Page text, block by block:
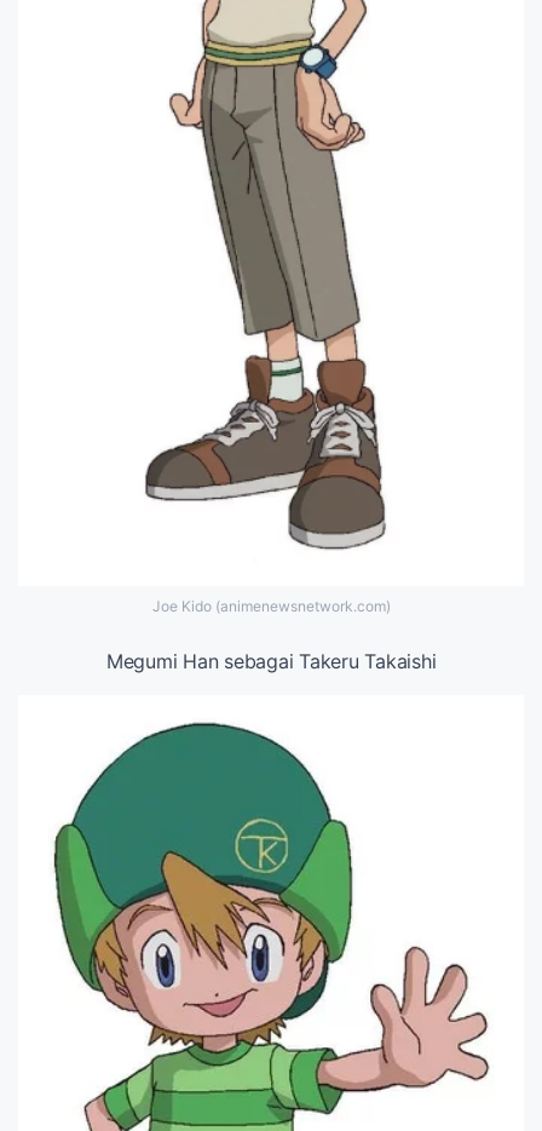
Joe Kido (animenewsnetwork.com)
Megumi Han sebagai Takeru Takaishi